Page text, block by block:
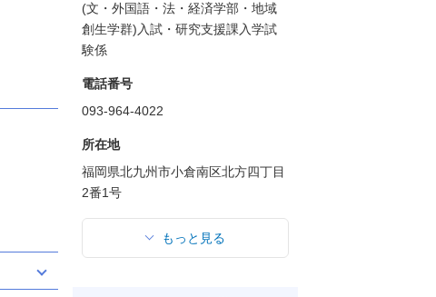
(文・外国語・法・経済学部・地域
創生学群)入試・研究支援課入学試
験係
電話番号
093-964-4022
所在地
福岡県北九州市小倉南区北方四丁目
2番1号
もっと見る